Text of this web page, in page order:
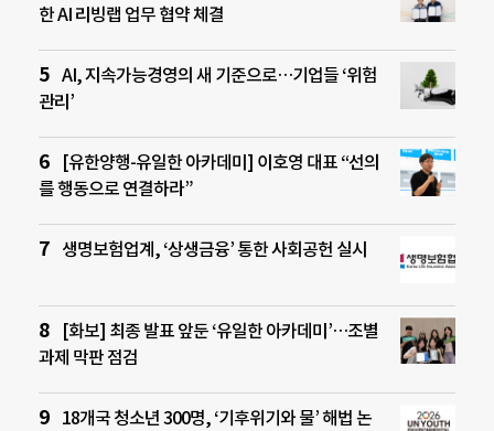
한 AI 리빙랩 업무 협약 체결
AI, 지속가능경영의 새 기준으로…기업들 ‘위험
관리’
[유한양행-유일한 아카데미] 이호영 대표 “선의
를 행동으로 연결하라”
생명보험업계, ‘상생금융’ 통한 사회공헌 실시
[화보] 최종 발표 앞둔 ‘유일한 아카데미’…조별
과제 막판 점검
18개국 청소년 300명, ‘기후위기와 물’ 해법 논